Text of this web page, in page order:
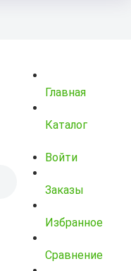
Главная
Каталог
Войти
Заказы
Избранное
Сравнение